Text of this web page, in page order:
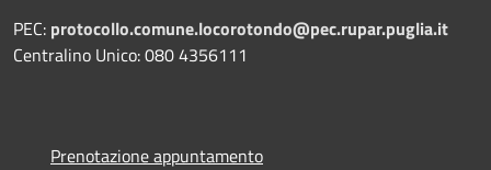
PEC: protocollo.comune.locorotondo@pec.rupar.puglia.it
Centralino Unico: 080 4356111
Prenotazione appuntamento